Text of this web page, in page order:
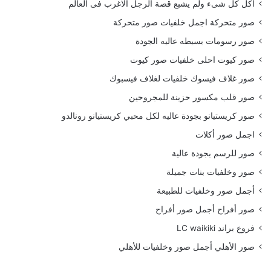
أكل كل شىء ولم يشبع قصة الرجل الاغرب فى العالم
صور متحركة اجمل خلفيات صور متحركة
صور رسومات بسيطه عاليه الجودة
صور كيوت احلى خلفيات صور كيوت
صور غلاف فيسوك خلفيات لغلاف فيسبوك
صور قلب مكسور حزينة للمجروحين
صور كريستيانو بجودة عاليه لكل محبي كريستيانو رونالدو
اجمل صور أكلات
صور للرسم بجودة عالية
صور وخلفيات بنات جميلة
أجمل صور وخلفيات للطبيعة
صور أفراح أجمل صور أفراح
فروع براند LC waikiki
صور الأهلي أجمل صور وخلفيات للأهلي